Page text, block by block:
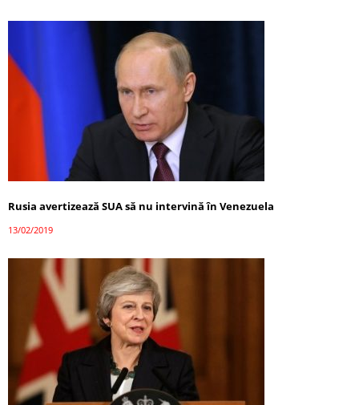
Rusia avertizează SUA să nu intervină în Venezuela
13/02/2019